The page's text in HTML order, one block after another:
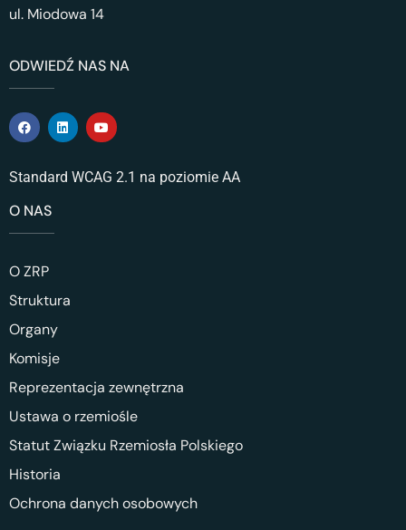
ul. Miodowa 14
ODWIEDŹ NAS NA
Standard WCAG 2.1 na poziomie AA
O NAS
O ZRP
Struktura
Organy
Komisje
Reprezentacja zewnętrzna
Ustawa o rzemiośle
Statut Związku Rzemiosła Polskiego
Historia
Ochrona danych osobowych